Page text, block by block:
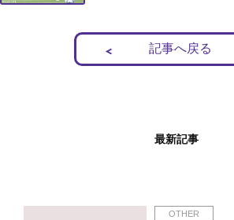
記事へ戻る
最新記事
OTHER